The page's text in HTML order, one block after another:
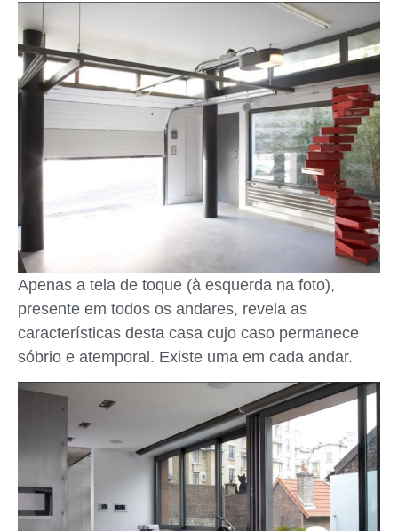
Apenas a tela de toque (à esquerda na foto),
presente em todos os andares, revela as
características desta casa cujo caso permanece
sóbrio e atemporal. Existe uma em cada andar.